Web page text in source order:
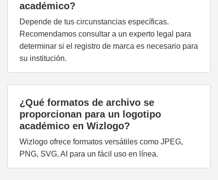
académico?
Depende de tus circunstancias específicas.
Recomendamos consultar a un experto legal para
determinar si el registro de marca es necesario para
su institución.
¿Qué formatos de archivo se
proporcionan para un logotipo
académico en Wizlogo?
Wizlogo ofrece formatos versátiles como JPEG,
PNG, SVG, AI para un fácil uso en línea.